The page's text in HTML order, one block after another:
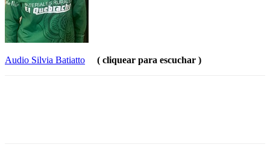
Audio Silvia Batiatto ( cliquear para escuchar )